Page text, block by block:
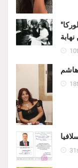
"نصف رغيف وكتاب" فدريكو غارثيا لوركا
هاشم